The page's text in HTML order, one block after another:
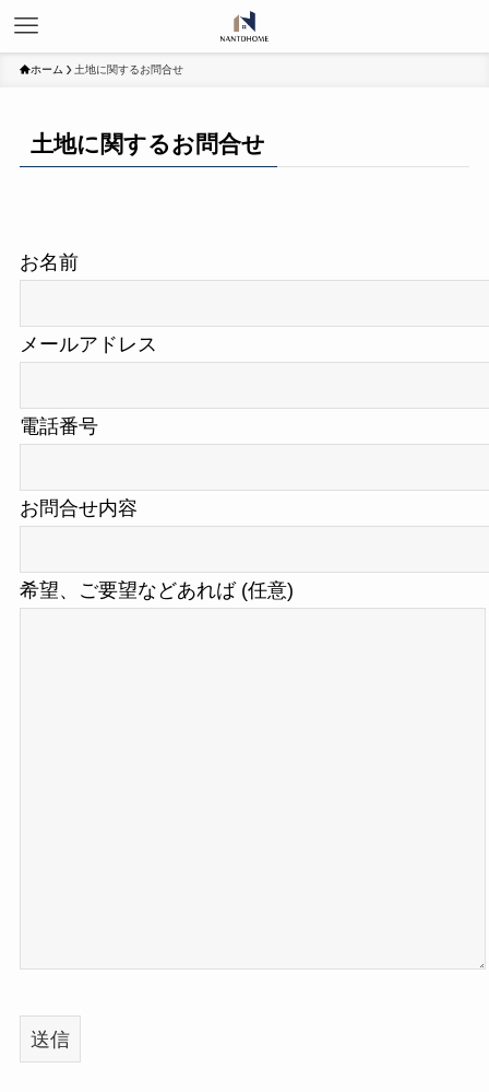
ホーム 土地に関するお問合せ
土地に関するお問合せ
お名前
メールアドレス
電話番号
お問合せ内容
希望、ご要望などあれば (任意)